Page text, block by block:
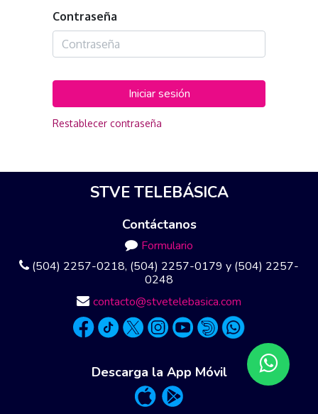
Contraseña
Iniciar sesión
Restablecer contraseña
STVE TELEBÁSICA
Contáctanos
Formulario
(504) 2257-0218, (504) 2257-0179 y (504) 2257-
0248
contacto@stvetelebasica.com
Descarga la App Móvil